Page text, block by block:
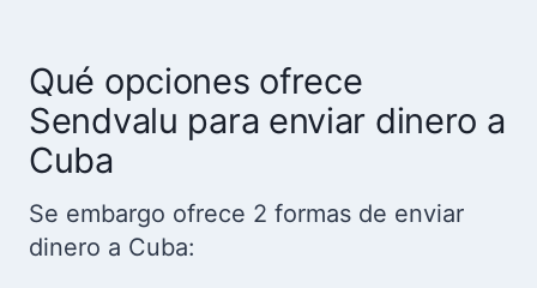
Qué opciones ofrece
Sendvalu para enviar dinero a
Cuba
Se embargo ofrece 2 formas de enviar
dinero a Cuba: